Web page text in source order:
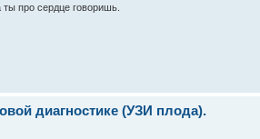
про сердце говоришь.
диагностике (УЗИ плода).